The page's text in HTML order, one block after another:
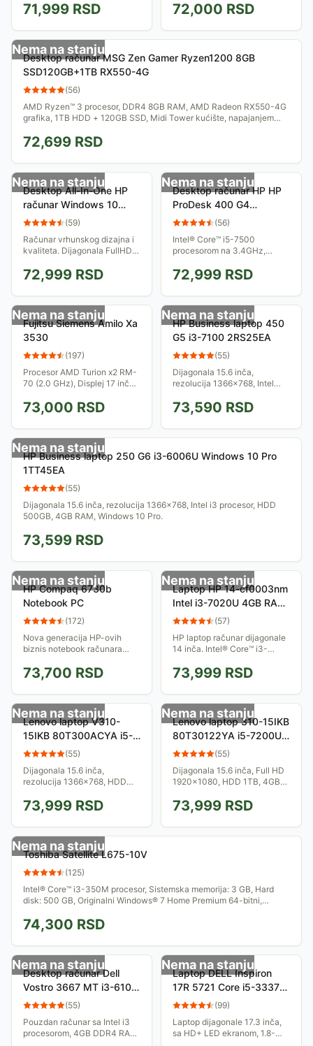
Core™ i3-7100U procesor,
4GB RAM, 1TB HDD, miš i
tastatura
71,999 RSD
technology, 4 GB sistemske
memorije, 320 GB Digitalnog
prostora,...
72,000 RSD
Nema na stanju
Desktop računar MSG Zen Gamer Ryzen1200 8GB
SSD120GB+1TB RX550-4G
(56)
AMD Ryzen™ 3 procesor, DDR4 8GB RAM, AMD Radeon RX550-4G
grafika, 1TB HDD + 120GB SSD, Midi Tower kućište, napajanjem
72,699 RSD
Nema na stanju
Desktop All-In-One HP
računar Windows 10
Home 64-bit X0W35EA
(59)
Računar vrhunskog dizajna i
kvaliteta. Dijagonala FullHD
10 Home 64-bit, Intel® J3710,
4GB RAM, 1TB HDD, miš i
tastatura
72,999 RSD
Nema na stanju
Desktop računar HP HP
ProDesk 400 G4
Microtower PC 1JJ54EA
(56)
Intel® Core™ i5-7500
procesorom na 3.4GHz,
500GB, DVD±RW, integrisana
grafika.
72,999 RSD
Nema na stanju
Fujitsu Siemens Amilo Xa
3530
(197)
Procesor AMD Turion x2 RM-
70 (2.0 GHz), Displej 17 inča
320SATA, Grafika ATI Radeon
3650 512GDDR3...
73,000 RSD
Nema na stanju
HP Business laptop 450
G5 i3-7100 2RS25EA
(55)
Dijagonala 15.6 inča,
rezolucija 1366x768, Intel
disk 500GB, 4GB RAM, Free
73,590 RSD
Nema na stanju
HP Business laptop 250 G6 i3-6006U Windows 10 Pro
1TT45EA
(55)
Dijagonala 15.6 inča, rezolucija 1366x768, Intel i3 procesor, HDD
500GB, 4GB RAM, Windows 10 Pro.
73,599 RSD
Nema na stanju
HP Compaq 6730b
Notebook PC
(172)
Nova generacija HP-ovih
biznis notebook računara
zanimljive novine specijalno
kreirane za njih, ali i
unapređenja na...
73,700 RSD
Nema na stanju
Laptop HP 14-cf0003nm
Intel i3-7020U 4GB RAM
1TB HDD Win 10 Home
(57)
HP laptop računar dijagonale
14 inča. Intel® Core™ i3-
1TB HDD, Intel integrisana
grafika...
73,999 RSD
Nema na stanju
Lenovo laptop V310-
15IKB 80T300ACYA i5-
7200U 4GB 500GB AMD
(55)
Dijagonala 15.6 inča,
rezolucija 1366x768, HDD
7200U procesor, AMD
Radeon R5 M430 grafika,
DVD±RW, nema OS.
73,999 RSD
Nema na stanju
Lenovo laptop 310-15IKB
80T30122YA i5-7200U
4GB 1TB (55)
Dijagonala 15.6 inča, Full HD
1920x1080, HDD 1TB, 4GB
procesor, DVD±RW, nema OS.
73,999 RSD
Nema na stanju
Toshiba Satellite L675-10V
(125)
Intel® Core™ i3-350M procesor, Sistemska memorija: 3 GB, Hard
disk: 500 GB, Originalni Windows® 7 Home Premium 64-bitni,
74,300 RSD
Nema na stanju
Desktop računar Dell
Vostro 3667 MT i3-6100
4GB 500GB DVDRW
(55)
Pouzdan računar sa Intel i3
procesorom, 4GB DDR4 RAM,
Nema na stanju
Laptop DELL Inspiron
17R 5721 Core i5-3337U
8GB 1TB (99)
Laptop dijagonale 17.3 inča,
sa HD+ LED ekranom, 1.8-